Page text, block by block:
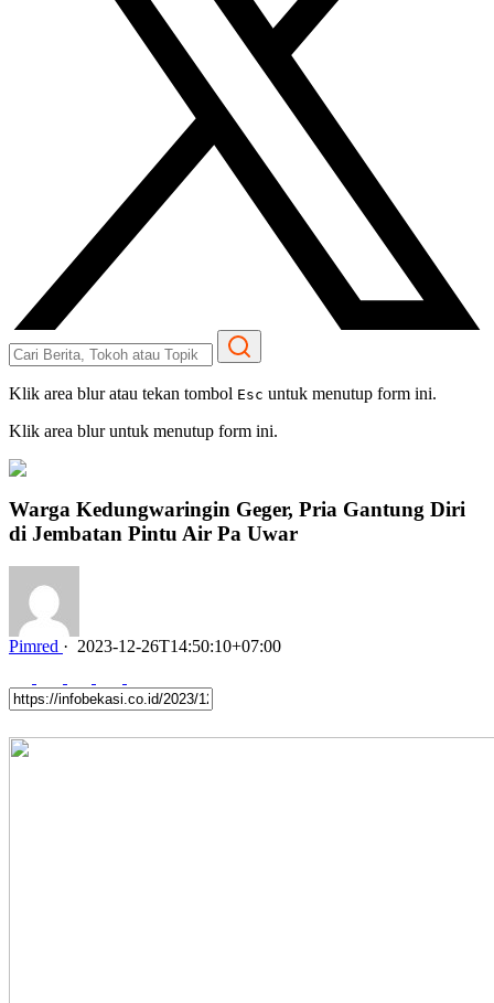
Klik area blur atau tekan tombol Esc untuk menutup form ini.
Klik area blur untuk menutup form ini.
Warga Kedungwaringin Geger, Pria Gantung Diri
di Jembatan Pintu Air Pa Uwar
Pimred · 2023-12-26T14:50:10+07:00